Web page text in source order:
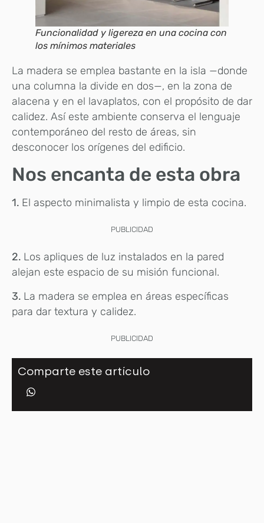
Funcionalidad y ligereza en una cocina con
los mínimos materiales
La madera se emplea bastante en la isla —donde
una columna la divide en dos—, en la zona de
alacena y en el lavaplatos, con el propósito de dar
calidez. Así este ambiente conserva el lenguaje
contemporáneo del resto de áreas, sin
desconocer los orígenes del edificio.
Nos encanta de esta obra
1. El aspecto minimalista y limpio de esta cocina.
PUBLICIDAD
2. Los apliques de luz instalados en la pared
alejan este espacio de su misión funcional.
3. La madera se emplea en áreas específicas
para dar textura y calidez.
PUBLICIDAD
Comparte este artículo